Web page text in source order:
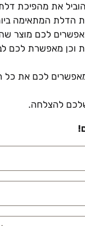
את מהפיכת
הדלת המתאימה
לכם
וכן מאפשרת
לכם את כל
להצלחה.